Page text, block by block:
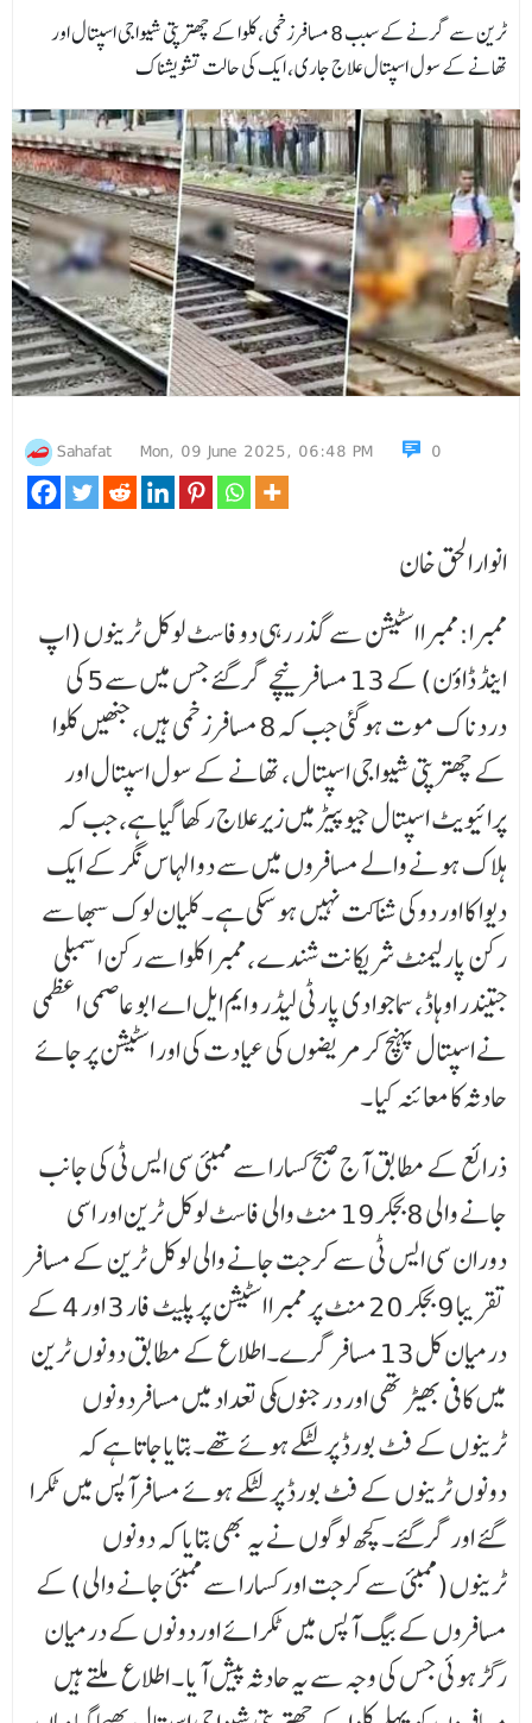
ٹرین سے گرنے کے سبب 8 مسافرزخمی،کلوا کے چھترپتی شیواجی اسپتال اور
تھانے کے سول اسپتال علاج جاری، ایک کی حالت تشویشناک
Sahafat Mon, 09 June 2025, 06:48 PM 0
انوارالحق خان
ممبرا:ممبرا اسٹیشن سے گذر رہی دو فاسٹ لوکل ٹرینوں (اپ
اینڈ ڈاؤن) کے 13 مسافرنیچے گر گئے جس میں سے5 کی
دردناک موت ہوگئی جب کہ8 مسافر زخمی ہیں، جنھیں کلوا
کے چھترپتی شیواجی اسپتال ، تھانے کے سول اسپتال اور
پرائیویٹ اسپتال جیوپیڑ میں زیرعلاج رکھا گیا ہے، جب کہ
ہلاک ہونے والے مسافروں میں سے دو الہاس نگر کے ایک
دیوا کا اور دوکی شناکت نہیں ہوسکی ہے ۔ کلیان لوک سبھا سے
رکن پارلیمنٹ شریکانت شندے ، ممبرا کلوا سے رکن اسمبلی
جتیندر اوہاڈ ، سماجوا دی پارٹی لیڈر و ایم ایل اے ابو عاصمی اعظمی
نے اسپتال پہنچ کر مریضوں کی عیادت کی اور اسٹیشن پر جائے
حادثہ کا معائنہ کیا ۔
ذرائع کے مطابق آج صبح کسارا سے ممبئی سی ایس ٹی کی جانب
جانے والی 8بجکر19 منٹ والی فاسٹ لوکل ٹرین اور اسی
دوران سی ایس ٹی سے کرجت جانے والی لوکل ٹرین کے مسافر
تقریبا 9 بجکر 20 منٹ پر ممبرا اسٹیشن پرپلیٹ فار 3 اور 4 کے
درمیان کل13 مسافرگرے۔اطلاع کے مطابق دونوں ٹرین
میں کافی بھیڑ تھی اور درجنوںکی تعداد میں مسافردونوں
ٹرینوں کے فٹ بورڈ پر لٹکےہوئے تھے۔بتایاجاتا ہے کہ
دونوں ٹرینوں کے فٹ بورڈ پر لٹکے ہوئے مسافرآپس میں ٹکرا
گئے اور گرگئے۔ کچھ لوگوں نے یہ بھی بتایا کہ دونوں
ٹرینوں(ممبئی سے کرجت اور کسارا سے ممبئی جانے والی) کے
مسافروں کے بیگ آپس میں ٹکرائے اوردونوں کے درمیان
رگڑہوئی جس کی وجہ سے یہ حادثہ پیش آیا ۔ اطلاع ملتے ہیں